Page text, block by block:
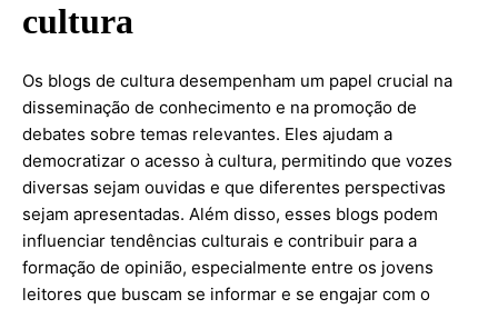
cultura
Os blogs de cultura desempenham um papel crucial na
disseminação de conhecimento e na promoção de
debates sobre temas relevantes. Eles ajudam a
democratizar o acesso à cultura, permitindo que vozes
diversas sejam ouvidas e que diferentes perspectivas
sejam apresentadas. Além disso, esses blogs podem
influenciar tendências culturais e contribuir para a
formação de opinião, especialmente entre os jovens
leitores que buscam se informar e se engajar com o